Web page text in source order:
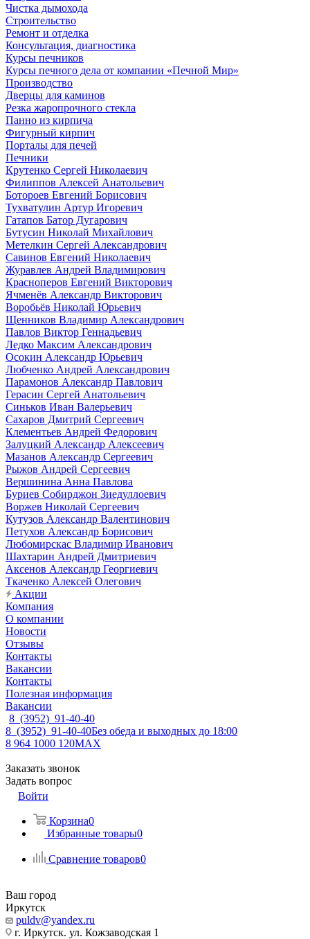
Чистка дымохода
Строительство
Ремонт и отделка
Консультация, диагностика
Курсы печников
Курсы печного дела от компании «Печной Мир»
Производство
Дверцы для каминов
Резка жаропрочного стекла
Панно из кирпича
Фигурный кирпич
Порталы для печей
Печники
Крутенко Сергей Николаевич
Филиппов Алексей Анатольевич
Ботороев Евгений Борисович
Тухватулин Артур Игоревич
Гатапов Батор Дугарович
Бутусин Николай Михайлович
Метелкин Сергей Александрович
Савинов Евгений Николаевич
Журавлев Андрей Владимирович
Красноперов Евгений Викторович
Ячменёв Александр Викторович
Воробьёв Николай Юрьевич
Щенников Владимир Александрович
Павлов Виктор Геннадьевич
Ледко Максим Александрович
Осокин Александр Юрьевич
Любченко Андрей Александрович
Парамонов Александр Павлович
Герасин Сергей Анатольевич
Синьков Иван Валерьевич
Сахаров Дмитрий Сергеевич
Клементьев Андрей Федорович
Залуцкий Александр Алексеевич
Мазанов Александр Сергеевич
Рыжов Андрей Сергеевич
Вершинина Анна Павлова
Буриев Собирджон Зиедуллоевич
Воржев Николай Сергеевич
Кутузов Александр Валентинович
Петухов Александр Борисович
Любомирскас Владимир Иванович
Шахтарин Андрей Дмитриевич
Аксенов Александр Георгиевич
Ткаченко Алексей Олегович
Акции
Компания
О компании
Новости
Отзывы
Контакты
Вакансии
Контакты
Полезная информация
Вакансии
8 (3952) 91-40-40
8 (3952) 91-40-40Без обеда и выходных до 18:00
8 964 1000 120MAX
Заказать звонок
Задать вопрос
Войти
Корзина0
Избранные товары0
Сравнение товаров0
Ваш город
Иркутск
puldv@yandex.ru
г. Иркутск. ул. Кожзаводская 1